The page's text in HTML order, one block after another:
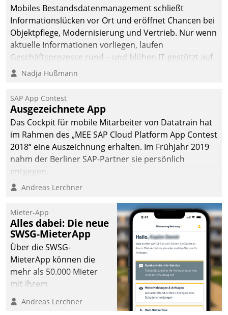
Mobiles Bestandsdatenmanagement schließt
Informationslücken vor Ort und eröffnet Chancen bei
Objektpflege, Modernisierung und Vertrieb. Nur wenn
aktuelle Informationen vorliegen, laufen
Geschäftsprozesse rund – und blühen IT-gestützt auf.
Nadja Hußmann
SAP App Contest
Ausgezeichnete App
Das Cockpit für mobile Mitarbeiter von Datatrain hat
im Rahmen des „MEE SAP Cloud Platform App Contest
2018“ eine Auszeichnung erhalten. Im Frühjahr 2019
nahm der Berliner SAP-Partner sie persönlich
entgegen.
Andreas Lerchner
Mieter-App
Alles dabei: Die neue
SWSG-MieterApp
Über die SWSG-
MieterApp können die
mehr als 50.000 Mieter
mit ihrem
Wohnungsunternehmen
kommunizieren, auf dem
Andreas Lerchner